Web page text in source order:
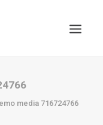
media 716724766